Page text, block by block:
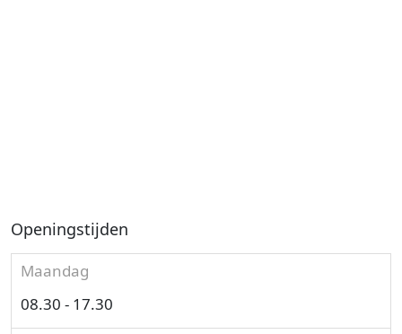
Openingstijden
Maandag
08.30 - 17.30